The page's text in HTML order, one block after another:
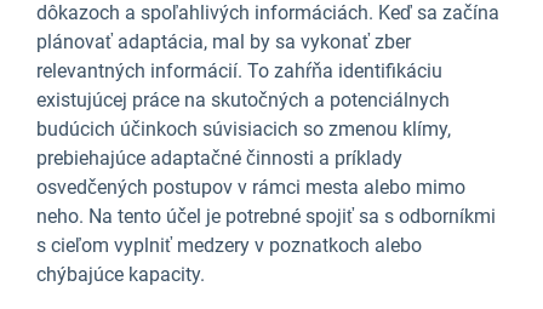
dôkazoch a spoľahlivých informáciách. Keď sa začína
plánovať adaptácia, mal by sa vykonať zber
relevantných informácií. To zahŕňa identifikáciu
existujúcej práce na skutočných a potenciálnych
budúcich účinkoch súvisiacich so zmenou klímy,
prebiehajúce adaptačné činnosti a príklady
osvedčených postupov v rámci mesta alebo mimo
neho. Na tento účel je potrebné spojiť sa s odborníkmi
s cieľom vyplniť medzery v poznatkoch alebo
chýbajúce kapacity.